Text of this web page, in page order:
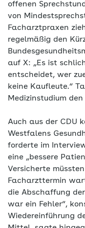
offenen
von
Facharztpraxen
regelmäßig den
auf X: „Es ist
entscheidet, wer
keine Kaufleute.“
Medizinstudium
Auch aus der CDU
Westfalens
forderte im
eine „bessere
Versicherte
Facharzttermin
die Abschaffung
war ein Fehler“,
Wiedereinführung